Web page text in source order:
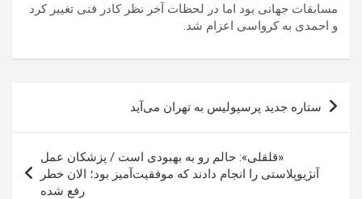
مسابقات جهانی بود اما در لحظات آخر نظر کادر فنی تغییر کرد
و احمدی به کرواسی اعزام شد.
راهبری
نوشته
ستاره جدید پرسپولیس به تهران می‌آید
«قلقلی»: حالم رو به بهبودی است / پزشکان عمل
آنژیوپلاستی را انجام دادند که موفقیت‌آمیز بود؛ الان خطر
رفع شده